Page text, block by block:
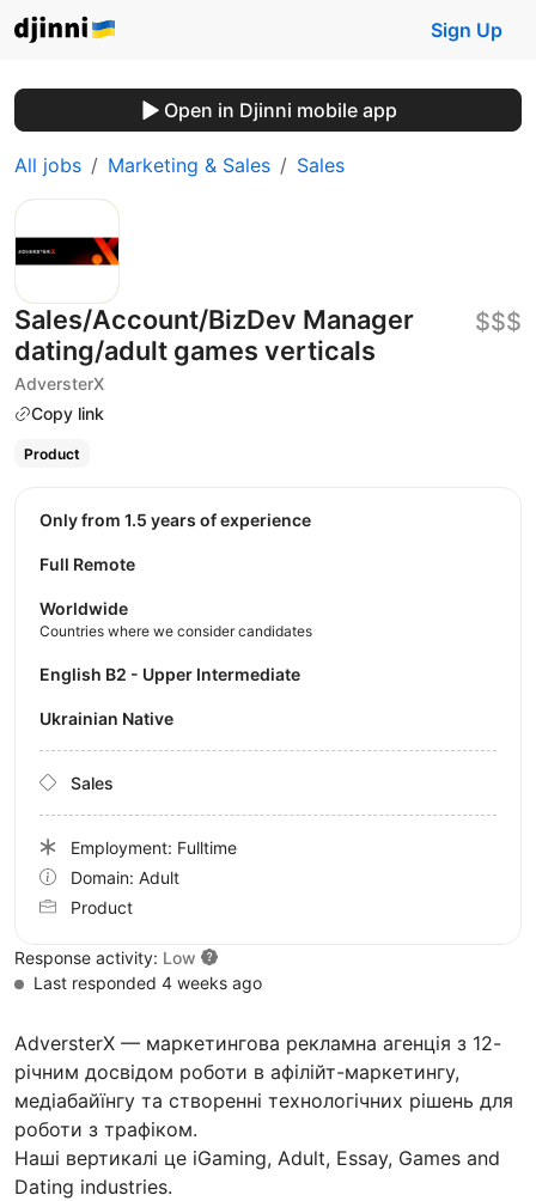
Sign Up
Open in Djinni mobile app
All jobs Marketing & Sales Sales
Sales/Account/BizDev Manager
dating/adult games verticals
AdversterX
Copy link
$$$
Product
AdversterX — маркетингова рекламна агенція з 12-
річним досвідом роботи в афілійт-маркетингу,
медіабайїнгу та створенні технологічних рішень для
роботи з трафіком.
Наші вертикалі це iGaming, Adult, Essay, Games and
Dating industries.
Only from 1.5 years of experience
Full Remote
Worldwide
Countries where we consider candidates
English B2 - Upper Intermediate
Ukrainian Native
Sales
Employment: Fulltime
Domain: Adult
Product
Response activity: Low
Last responded 4 weeks ago